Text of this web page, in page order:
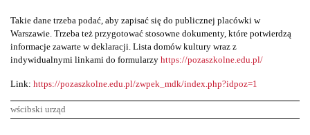
Takie dane trzeba podać, aby zapisać się do publicznej placówki w
Warszawie. Trzeba też przygotować stosowne dokumenty, które potwierdzą
informacje zawarte w deklaracji. Lista domów kultury wraz z
indywidualnymi linkami do formularzy https://pozaszkolne.edu.pl/
Link: https://pozaszkolne.edu.pl/zwpek_mdk/index.php?idpoz=1
wścibski urząd